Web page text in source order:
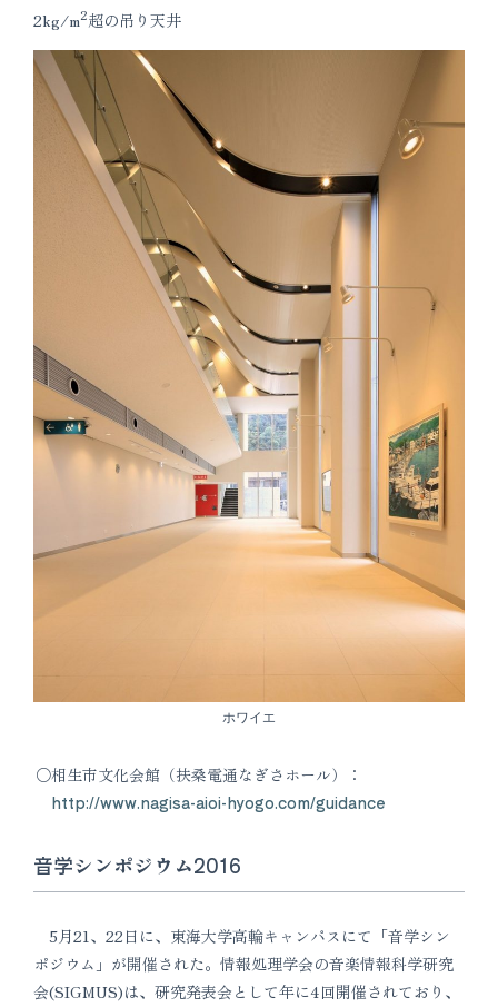
2kg/m2超の吊り天井
ホワイエ
相生市文化会館（扶桑電通なぎさホール）：
http://www.nagisa-aioi-hyogo.com/guidance
音学シンポジウム2016
5月21、22日に、東海大学高輪キャンパスにて「音学シン
ポジウム」が開催された。情報処理学会の音楽情報科学研究
会(SIGMUS)は、研究発表会として年に4回開催されており、